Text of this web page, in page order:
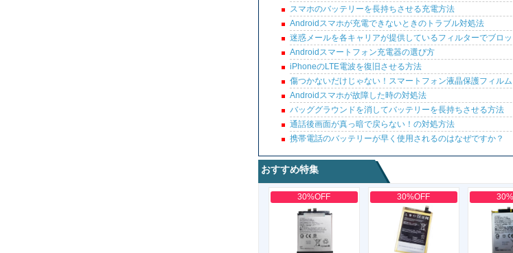
スマホのバッテリーを長持ちさせる充電方法
Androidスマホが充電できないときのトラブル対処法
迷惑メールを各キャリアが提供しているフィルターでブロ
Androidスマートフォン充電器の選び方
iPhoneのLTE電波を復旧させる方法
傷つかないだけじゃない！スマートフォン液晶保護フィル
Androidスマホが故障した時の対処法
バッググラウンドを消してバッテリーを長持ちさせる方法
通話後画面が真っ暗で戻らない！の対処方法
携帯電話のバッテリーが早く使用されるのはなぜですか？
おすすめ特集
30%OFF 30%OFF